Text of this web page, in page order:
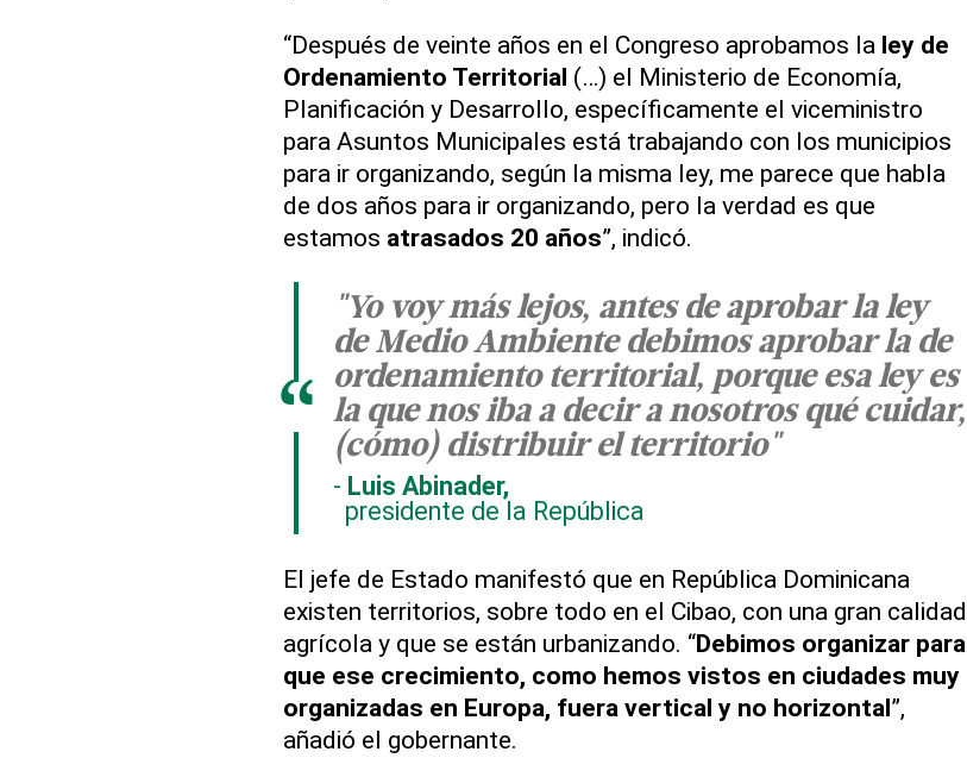
“Después de veinte años en el Congreso aprobamos la ley de
Ordenamiento Territorial (…) el Ministerio de Economía,
Planificación y Desarrollo, específicamente el viceministro
para Asuntos Municipales está trabajando con los municipios
para ir organizando, según la misma ley, me parece que habla
de dos años para ir organizando, pero la verdad es que
estamos atrasados 20 años”, indicó.
"Yo voy más lejos, antes de aprobar la ley
de Medio Ambiente debimos aprobar la de
ordenamiento territorial, porque esa ley es
la que nos iba a decir a nosotros qué cuidar,
(cómo) distribuir el territorio"
Luis Abinader,
presidente de la República
“
El jefe de Estado manifestó que en República Dominicana
existen territorios, sobre todo en el Cibao, con una gran calidad
agrícola y que se están urbanizando. “Debimos organizar para
que ese crecimiento, como hemos vistos en ciudades muy
organizadas en Europa, fuera vertical y no horizontal”,
añadió el gobernante.